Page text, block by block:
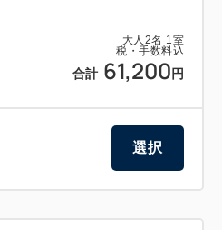
大人 2名 1 室
税・手数料込
合計 61,200 円
選択